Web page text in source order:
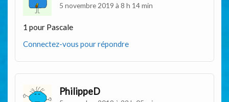
5 novembre 2019 à 8 h 14 min
1 pour Pascale
Connectez-vous pour répondre
PhilippeD